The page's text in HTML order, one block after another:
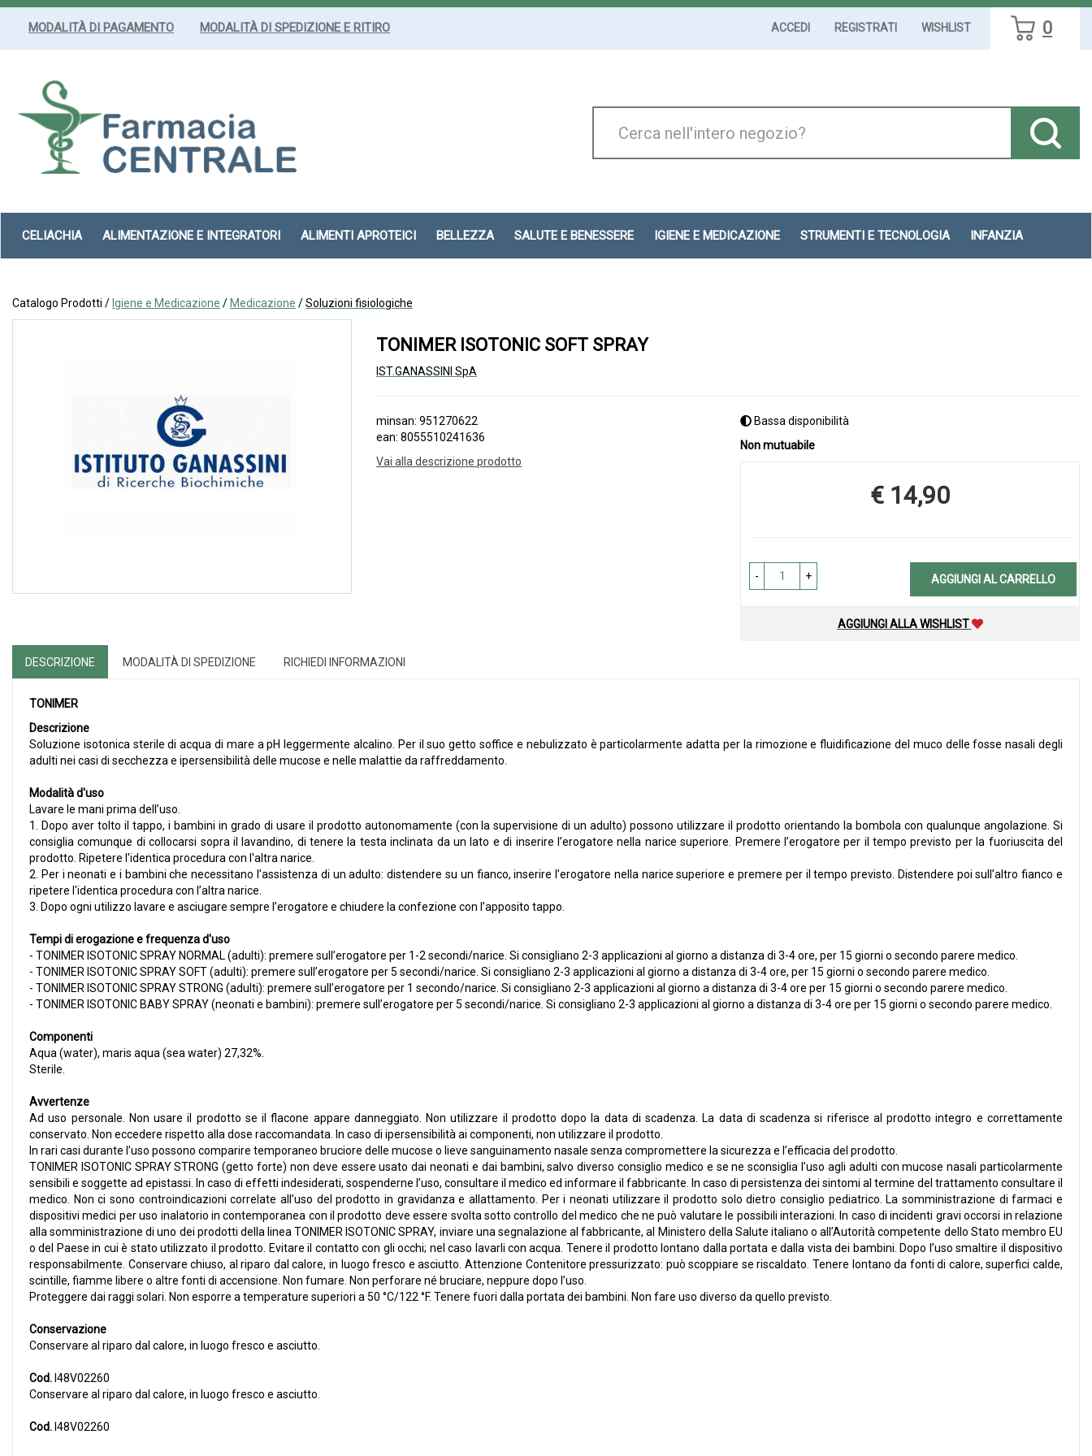
Passa
MODALITÀ DI PAGAMENTO MODALITÀ DI SPEDIZIONE E RITIRO ACCEDI REGISTRATI WISHLIST 0
Prodotto
CELIACHIA ALIMENTAZIONE E INTEGRATORI ALIMENTI APROTEICI BELLEZZA SALUTE E BENESSERE IGIENE E MEDICAZIONE STRUMENTI E TECNOLOGIA INFANZIA
Catalogo Prodotti / Igiene e Medicazione / Medicazione /Soluzioni fisiologiche
TONIMER ISOTONIC SOFT SPRAY
IST.GANASSINI SpA
minsan: 951270622
ean: 8055510241636
Vai alla descrizione prodotto
Bassa disponibilità
Non mutuabile
Prezzo
€ 14,90
- + AGGIUNGI AL CARRELLO
AGGIUNGI ALLA WISHLIST
DESCRIZIONE MODALITÀ DI SPEDIZIONE RICHIEDI INFORMAZIONI
TONIMER
Descrizione
Soluzione isotonica sterile di acqua di mare a pH leggermente alcalino. Per il suo getto soffice e nebulizzato è particolarmente adatta per la rimozione e fluidificazione del muco delle fosse nasali degli
adulti nei casi di secchezza e ipersensibilità delle mucose e nelle malattie da raffreddamento.
Modalità d'uso
Lavare le mani prima dell’uso.
1. Dopo aver tolto il tappo, i bambini in grado di usare il prodotto autonomamente (con la supervisione di un adulto) possono utilizzare il prodotto orientando la bombola con qualunque angolazione. Si
consiglia comunque di collocarsi sopra il lavandino, di tenere la testa inclinata da un lato e di inserire l’erogatore nella narice superiore. Premere l’erogatore per il tempo previsto per la fuoriuscita del
prodotto. Ripetere l'identica procedura con l'altra narice.
2. Per i neonati e i bambini che necessitano l’assistenza di un adulto: distendere su un fianco, inserire l’erogatore nella narice superiore e premere per il tempo previsto. Distendere poi sull’altro fianco e
ripetere l'identica procedura con l’altra narice.
3. Dopo ogni utilizzo lavare e asciugare sempre l’erogatore e chiudere la confezione con l’apposito tappo.
Tempi di erogazione e frequenza d'uso
- TONIMER ISOTONIC SPRAY NORMAL (adulti): premere sull’erogatore per 1-2 secondi/narice. Si consigliano 2-3 applicazioni al giorno a distanza di 3-4 ore, per 15 giorni o secondo parere medico.
- TONIMER ISOTONIC SPRAY SOFT (adulti): premere sull’erogatore per 5 secondi/narice. Si consigliano 2-3 applicazioni al giorno a distanza di 3-4 ore, per 15 giorni o secondo parere medico.
- TONIMER ISOTONIC SPRAY STRONG (adulti): premere sull’erogatore per 1 secondo/narice. Si consigliano 2-3 applicazioni al giorno a distanza di 3-4 ore per 15 giorni o secondo parere medico.
- TONIMER ISOTONIC BABY SPRAY (neonati e bambini): premere sull’erogatore per 5 secondi/narice. Si consigliano 2-3 applicazioni al giorno a distanza di 3-4 ore per 15 giorni o secondo parere medico.
Componenti
Aqua (water), maris aqua (sea water) 27,32%.
Sterile.
Avvertenze
Ad uso personale. Non usare il prodotto se il flacone appare danneggiato. Non utilizzare il prodotto dopo la data di scadenza. La data di scadenza si riferisce al prodotto integro e correttamente
conservato. Non eccedere rispetto alla dose raccomandata. In caso di ipersensibilità ai componenti, non utilizzare il prodotto.
In rari casi durante l’uso possono comparire temporaneo bruciore delle mucose o lieve sanguinamento nasale senza compromettere la sicurezza e l’efficacia del prodotto.
TONIMER ISOTONIC SPRAY STRONG (getto forte) non deve essere usato dai neonati e dai bambini, salvo diverso consiglio medico e se ne sconsiglia l’uso agli adulti con mucose nasali particolarmente
sensibili e soggette ad epistassi. In caso di effetti indesiderati, sospenderne l’uso, consultare il medico ed informare il fabbricante. In caso di persistenza dei sintomi al termine del trattamento consultare il
medico. Non ci sono controindicazioni correlate all’uso del prodotto in gravidanza e allattamento. Per i neonati utilizzare il prodotto solo dietro consiglio pediatrico. La somministrazione di farmaci e
dispositivi medici per uso inalatorio in contemporanea con il prodotto deve essere svolta sotto controllo del medico che ne può valutare le possibili interazioni. In caso di incidenti gravi occorsi in relazione
alla somministrazione di uno dei prodotti della linea TONIMER ISOTONIC SPRAY, inviare una segnalazione al fabbricante, al Ministero della Salute italiano o all’Autorità competente dello Stato membro EU
o del Paese in cui è stato utilizzato il prodotto. Evitare il contatto con gli occhi; nel caso lavarli con acqua. Tenere il prodotto lontano dalla portata e dalla vista dei bambini. Dopo l’uso smaltire il dispositivo
responsabilmente. Conservare chiuso, al riparo dal calore, in luogo fresco e asciutto. Attenzione Contenitore pressurizzato: può scoppiare se riscaldato. Tenere lontano da fonti di calore, superfici calde,
scintille, fiamme libere o altre fonti di accensione. Non fumare. Non perforare né bruciare, neppure dopo l’uso.
Proteggere dai raggi solari. Non esporre a temperature superiori a 50 °C/122 °F. Tenere fuori dalla portata dei bambini. Non fare uso diverso da quello previsto.
Conservazione
Conservare al riparo dal calore, in luogo fresco e asciutto.
Cod. I48V02260
Conservare al riparo dal calore, in luogo fresco e asciutto.
Cod. I48V02260